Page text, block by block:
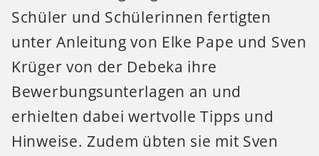
Schüler und Schülerinnen fertigten
unter Anleitung von Elke Pape und Sven
Krüger von der Debeka ihre
Bewerbungsunterlagen an und
erhielten dabei wertvolle Tipps und
Hinweise. Zudem übten sie mit Sven